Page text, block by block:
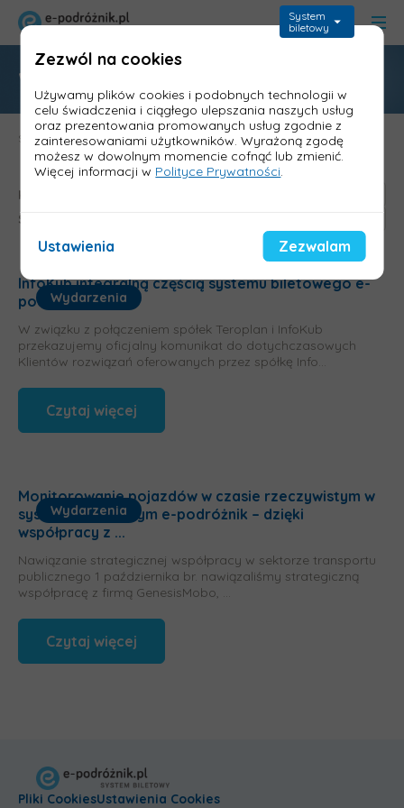
System
biletowy
Wydarzenia
Strona główna>Blog>Wydarzenia
Kategoria:
Sortuj:
Wydarzenia
InfoKub integralną częścią systemu biletowego e-
podróżnik
W związku z połączeniem spółek Teroplan i InfoKub
przekazujemy oficjalny komunikat do dotychczasowych
Klientów rozwiązań oferowanych przez spółkę Info...
Czytaj więcej
Wydarzenia
Monitorowanie pojazdów w czasie rzeczywistym w
systemie biletowym e-podróżnik – dzięki
współpracy z ...
Nawiązanie strategicznej współpracy w sektorze transportu
publicznego 1 października br. nawiązaliśmy strategiczną
współpracę z firmą GenesisMobo, ...
Czytaj więcej
Pliki CookiesUstawienia Cookies
Zezwól na cookies
Używamy plików cookies i podobnych technologii w
celu świadczenia i ciągłego ulepszania naszych usług
oraz prezentowania promowanych usług zgodnie z
zainteresowaniami użytkowników. Wyrażoną zgodę
możesz w dowolnym momencie cofnąć lub zmienić.
Więcej informacji w Polityce Prywatności.
Ustawienia Zezwalam